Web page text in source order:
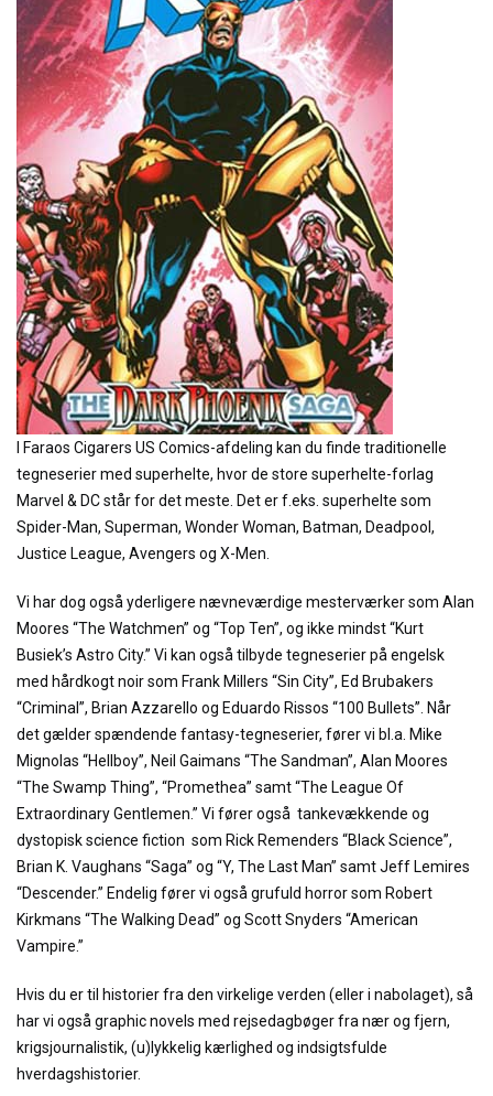
I Faraos Cigarers US Comics-afdeling kan du finde traditionelle
tegneserier med superhelte, hvor de store superhelte-forlag
Marvel & DC står for det meste. Det er f.eks. superhelte som
Spider-Man, Superman, Wonder Woman, Batman, Deadpool,
Justice League, Avengers og X-Men.
Vi har dog også yderligere nævneværdige mesterværker som Alan
Moores “The Watchmen” og “Top Ten”, og ikke mindst “Kurt
Busiek’s Astro City.” Vi kan også tilbyde tegneserier på engelsk
med hårdkogt noir som Frank Millers “Sin City”, Ed Brubakers
“Criminal”, Brian Azzarello og Eduardo Rissos “100 Bullets”. Når
det gælder spændende fantasy-tegneserier, fører vi bl.a. Mike
Mignolas “Hellboy”, Neil Gaimans “The Sandman”, Alan Moores
“The Swamp Thing”, “Promethea” samt “The League Of
Extraordinary Gentlemen.” Vi fører også tankevækkende og
dystopisk science fiction som Rick Remenders “Black Science”,
Brian K. Vaughans “Saga” og “Y, The Last Man” samt Jeff Lemires
“Descender.” Endelig fører vi også grufuld horror som Robert
Kirkmans “The Walking Dead” og Scott Snyders “American
Vampire.”
Hvis du er til historier fra den virkelige verden (eller i nabolaget), så
har vi også graphic novels med rejsedagbøger fra nær og fjern,
krigsjournalistik, (u)lykkelig kærlighed og indsigtsfulde
hverdagshistorier.